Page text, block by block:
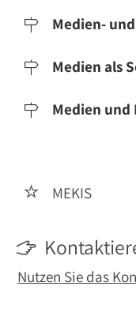
 Medien-
 Medien als
 Medien und
 MEKIS

Nutzen Sie das